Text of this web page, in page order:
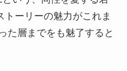
トーリーの魅力がこれま
た層までをも魅了すると